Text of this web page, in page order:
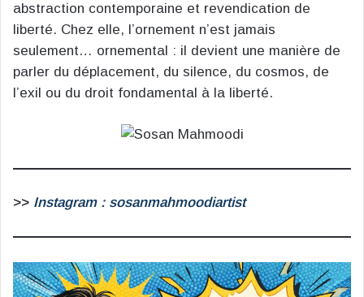
abstraction contemporaine et revendication de
liberté. Chez elle, l’ornement n’est jamais
seulement… ornemental : il devient une manière de
parler du déplacement, du silence, du cosmos, de
l’exil ou du droit fondamental à la liberté.
>> Instagram : sosanmahmoodiartist